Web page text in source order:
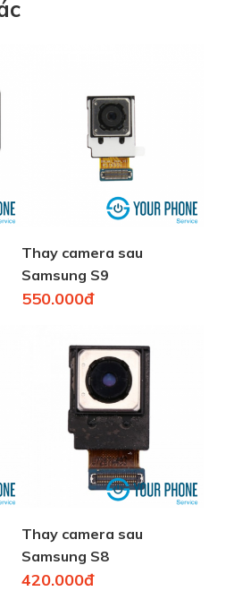
Thay camera sau
Samsung S9
550.000đ
Thay camera sau
Samsung S8
420.000đ